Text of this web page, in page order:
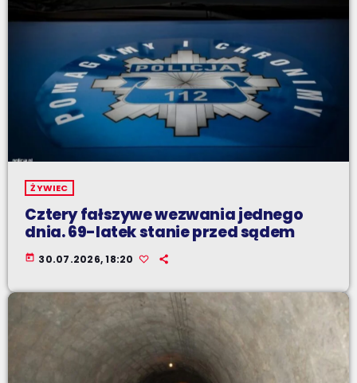
ŻYWIEC
Cztery fałszywe wezwania jednego
dnia. 69-latek stanie przed sądem
today 30.07.2026, 18:20